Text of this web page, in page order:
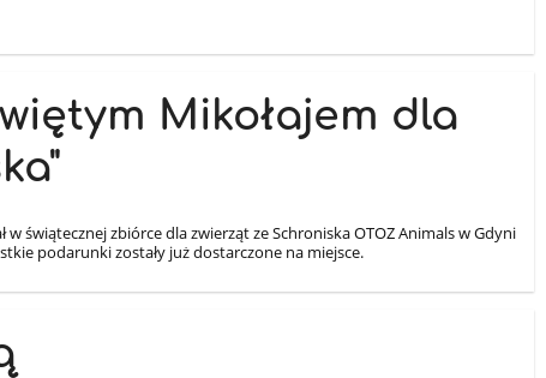
Mikołajem dla
świątecznej zbiórce dla zwierząt ze Schroniska OTOZ Animals w Gdyni
podarunki zostały już dostarczone na miejsce.